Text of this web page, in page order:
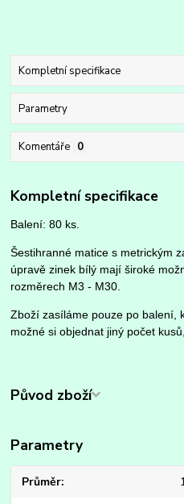
Kompletní specifikace
Parametry
Komentáře 0
Kompletní specifikace
Balení: 80 ks.
Šestihranné matice s metrickým
úpravě zinek bílý mají široké
rozměrech M3 - M30.
Zboží zasíláme pouze po balení,
možné si objednat jiný počet
Původ zboží
Parametry
Průměr